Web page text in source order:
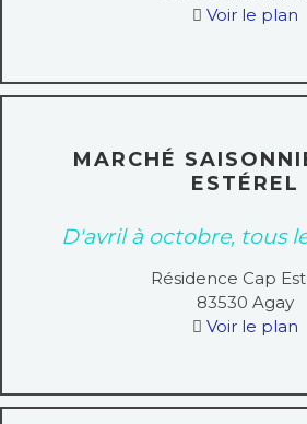
Voir le plan
MARCHÉ
ESTÉREL
D'avril à octobre, tous
Résidence Cap
83530 Agay
Voir le plan